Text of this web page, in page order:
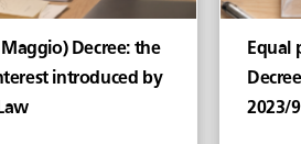
Decree: the
introduced by
Equal
2023/